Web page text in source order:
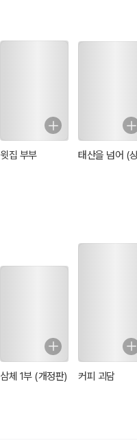
윗집 부부 태산을 넘어 (
삼체 1부 (개정판) 커피 괴담